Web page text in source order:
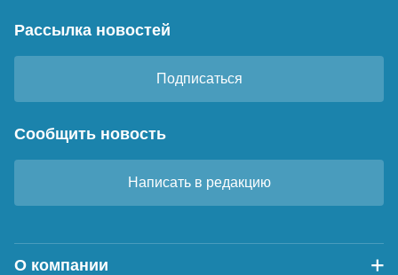
Рассылка новостей
Подписаться
Сообщить новость
Написать в редакцию
О компании